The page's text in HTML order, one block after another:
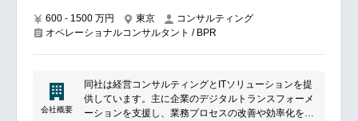
（セッションのファシリテーション含む）、実現まで
伴走
上記に係る、クライアントへのコンサルティング提案
と案件獲得への参画
コンサルタントとして全体のプロジェクトスケジュー
600 - 1500 万円 東京
コンサルティング
オペレーショナルコンサルタント / BPR
会社概要
同社は経営コンサルティングとITソリューションを提
供しています。主に企業のデジタルトランスフォーメ
ーションを支援し、業務プロセスの改善や効率化を図